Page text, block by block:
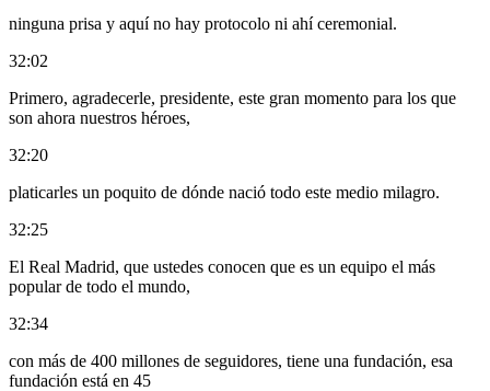
ninguna prisa y aquí no hay protocolo ni ahí ceremonial.
32:02
Primero, agradecerle, presidente, este gran momento para los que
son ahora nuestros héroes,
32:20
platicarles un poquito de dónde nació todo este medio milagro.
32:25
El Real Madrid, que ustedes conocen que es un equipo el más
popular de todo el mundo,
32:34
con más de 400 millones de seguidores, tiene una fundación, esa
fundación está en 45